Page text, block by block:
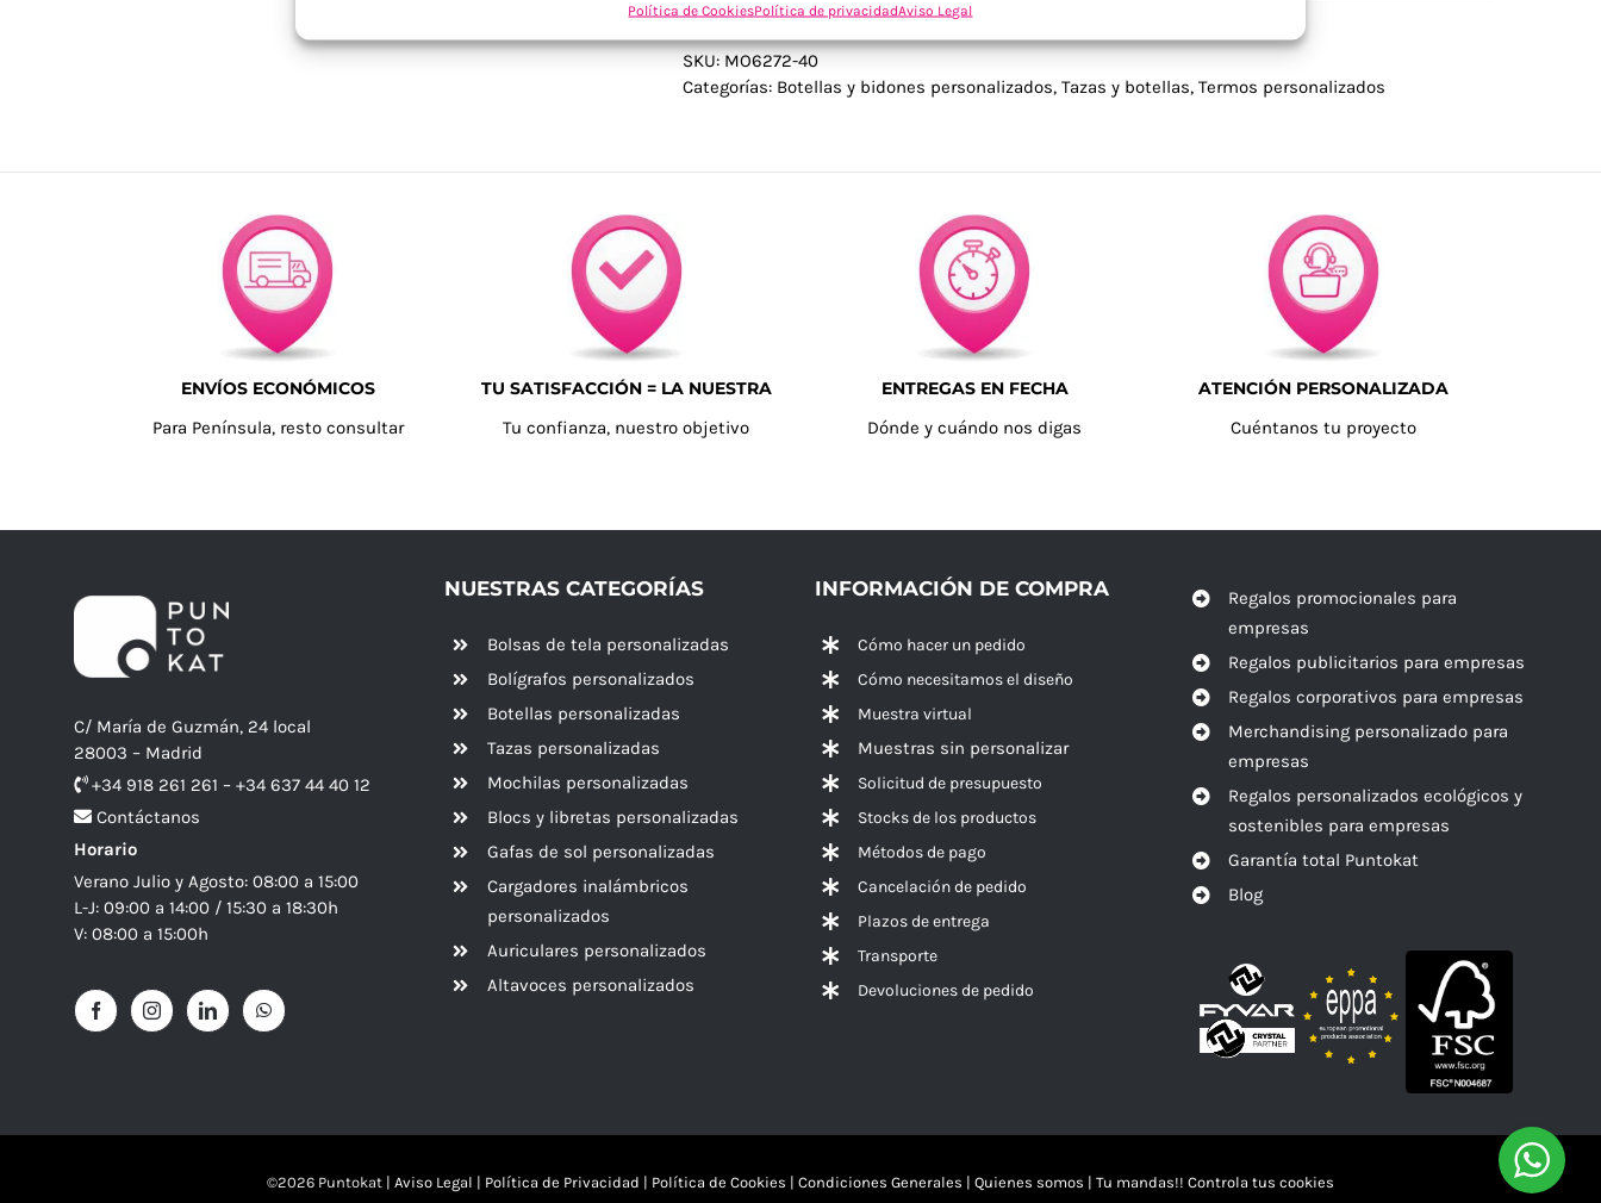
Política de CookiesPolítica de privacidadAviso Legal
SKU: MO6272-40
Categorías: Botellas y bidones personalizados, Tazas y botellas, Termos personalizados
ENVÍOS ECONÓMICOS
Para Península, resto consultar
TU SATISFACCIÓN = LA NUESTRA
Tu confianza, nuestro objetivo
ENTREGAS EN FECHA
Dónde y cuándo nos digas
ATENCIÓN PERSONALIZADA
Cuéntanos tu proyecto
C/ María de Guzmán, 24 local
28003 – Madrid
+34 918 261 261 – +34 637 44 40 12
Contáctanos
Horario
Verano Julio y Agosto: 08:00 a 15:00
L-J: 09:00 a 14:00 / 15:30 a 18:30h
V: 08:00 a 15:00h
NUESTRAS CATEGORÍAS
Bolsas de tela personalizadas
Bolígrafos personalizados
Botellas personalizadas
Tazas personalizadas
Mochilas personalizadas
Blocs y libretas personalizadas
Gafas de sol personalizadas
Cargadores inalámbricos
personalizados
Auriculares personalizados
Altavoces personalizados
INFORMACIÓN DE COMPRA
Cómo hacer un pedido
Cómo necesitamos el diseño
Muestra virtual
Muestras sin personalizar
Solicitud de presupuesto
Stocks de los productos
Métodos de pago
Cancelación de pedido
Plazos de entrega
Transporte
Devoluciones de pedido
Regalos promocionales para
empresas
Regalos publicitarios para empresas
Regalos corporativos para empresas
Merchandising personalizado para
empresas
Regalos personalizados ecológicos y
sostenibles para empresas
Garantía total Puntokat
Blog
©2026 Puntokat | Aviso Legal | Política de Privacidad | Política de Cookies | Condiciones Generales | Quienes somos | Tu mandas!! Controla tus cookies